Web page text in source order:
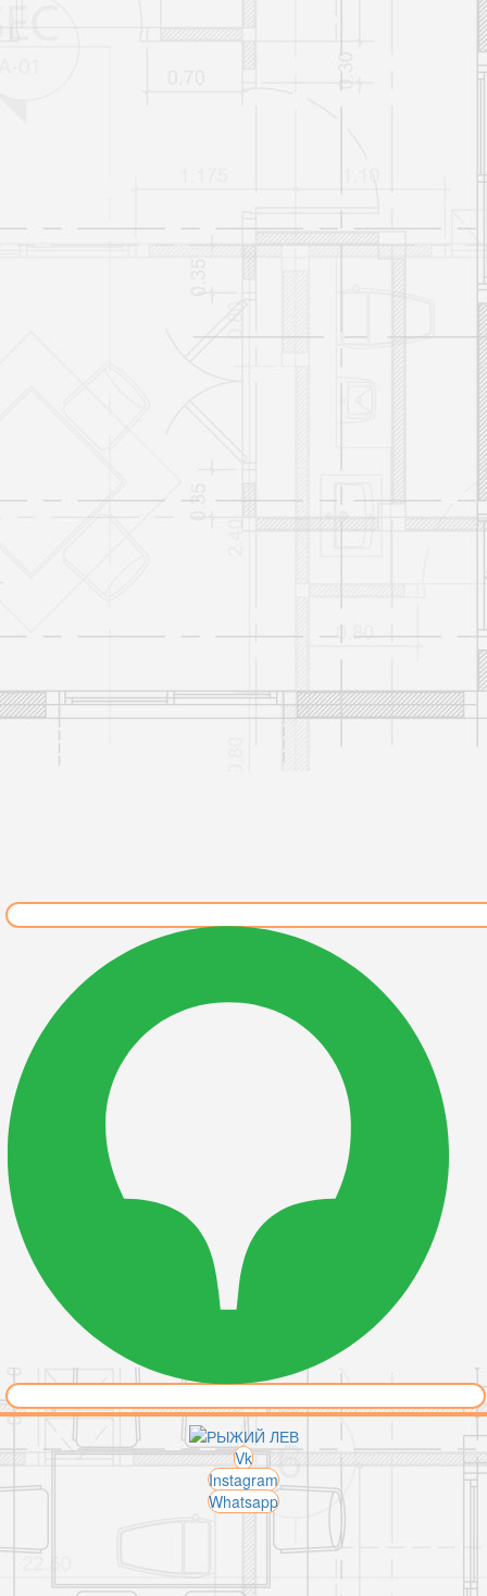
Vk
Instagram
Whatsapp